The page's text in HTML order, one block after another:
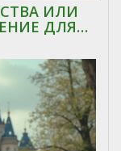
ИЛИ
ДЛЯ